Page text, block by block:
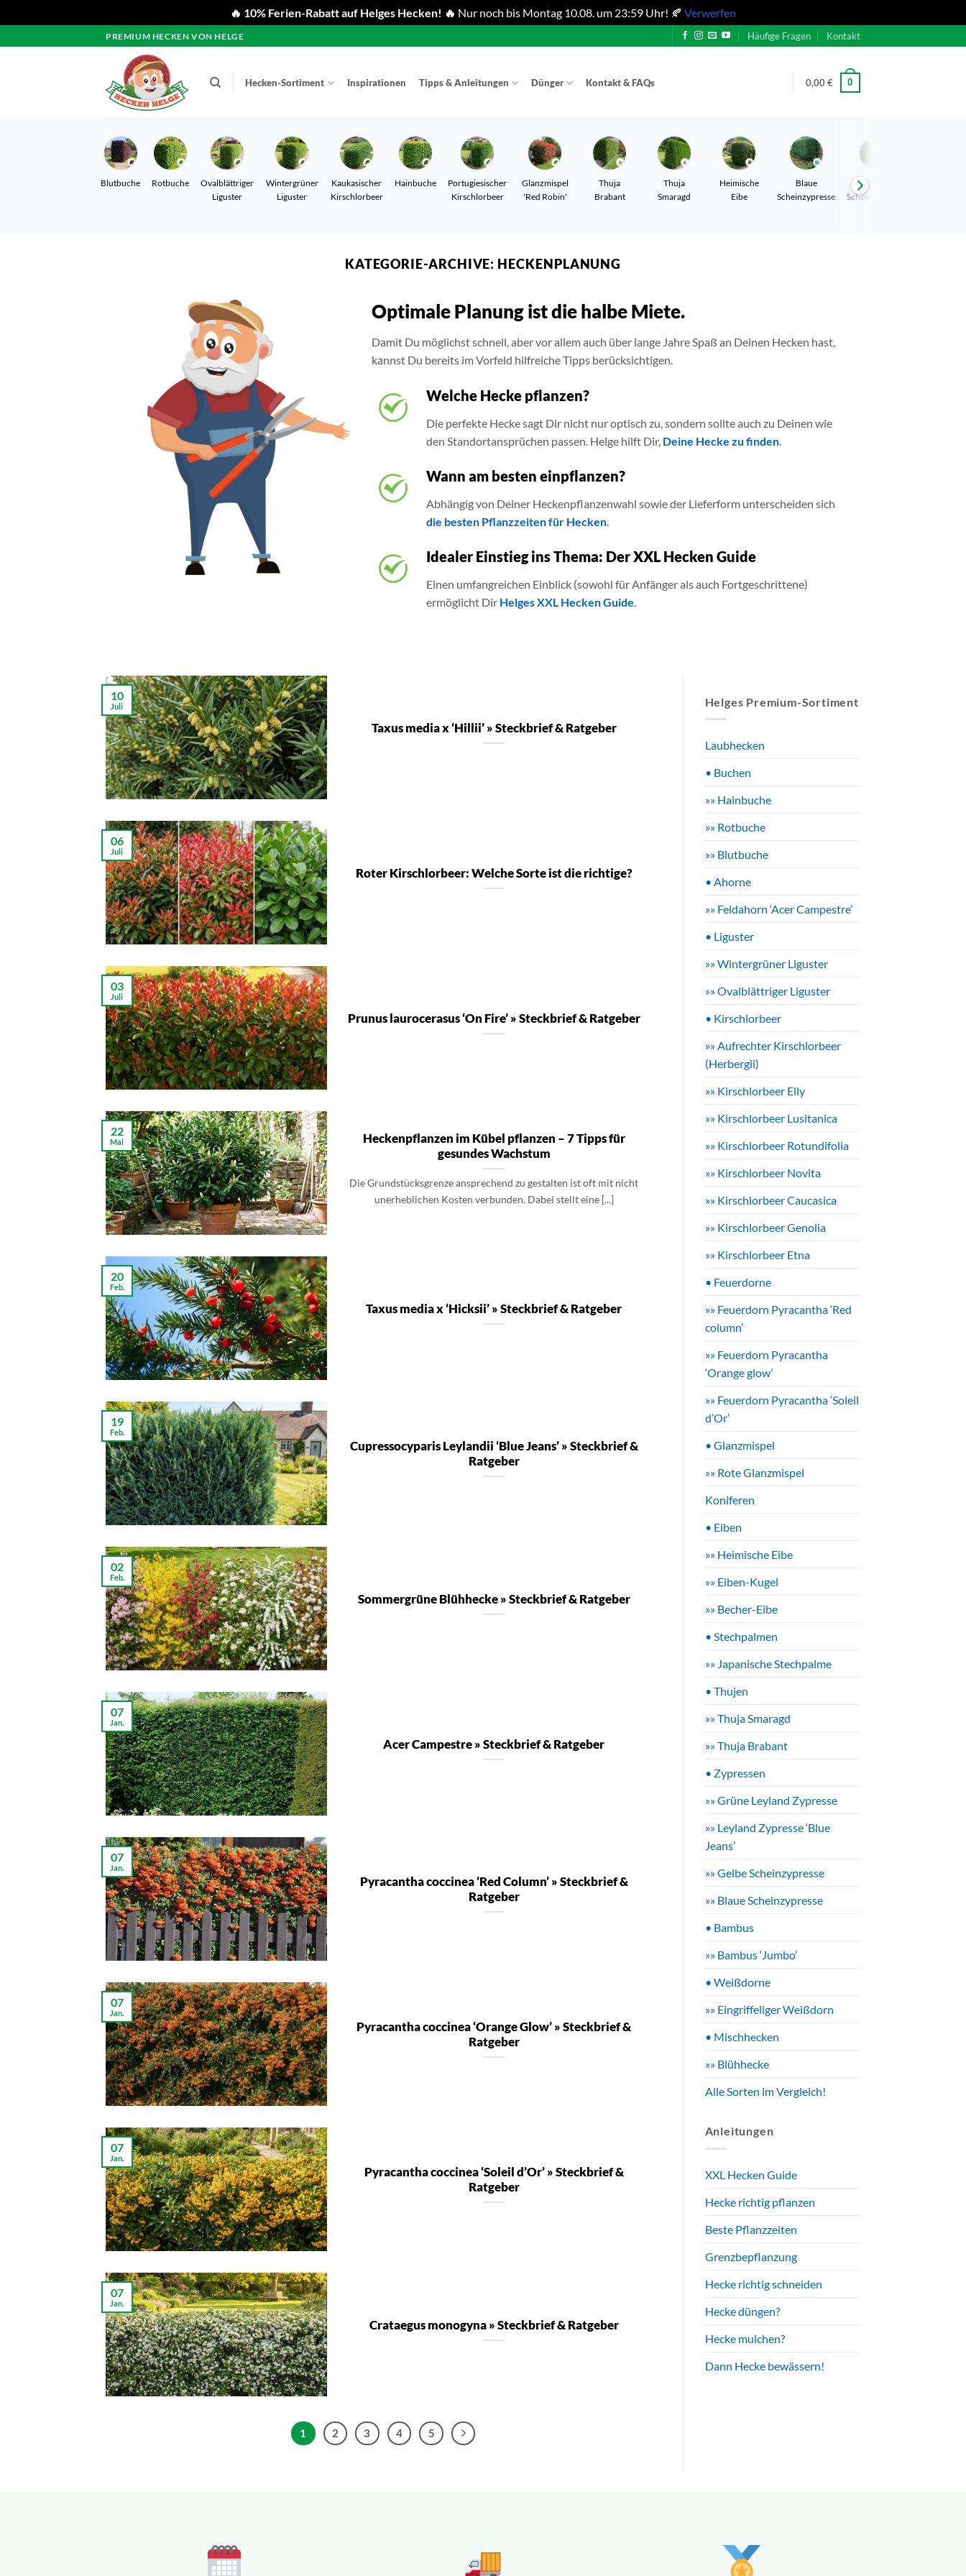
🔥 10% Ferien-Rabatt auf Helges Hecken! 🔥 Nur noch bis Montag 10.08. um 23:59 Uhr! 🍂 Verwerfen
Inhalt
PREMIUM HECKEN VON HELGE Häufige Fragen Kontakt
Hecken-Sortiment Inspirationen Tipps & Anleitungen Dünger Kontakt & FAQs 0,00€ 0
Blutbuche Rotbuche
Ovalblättriger
Liguster
Wintergrüner
Liguster
Kaukasischer
Kirschlorbeer
Hainbuche
Portugiesischer
Kirschlorbeer
Glanzmispel
'Red Robin'
Thuja
Brabant
Thuja
Smaragd
Heimische
Eibe
Blaue
Scheinzypresse
Gelbe
Scheinzypresse
KATEGORIE-ARCHIVE: HECKENPLANUNG
Optimale Planung ist die halbe Miete.
Damit Du möglichst schnell, aber vor allem auch über lange Jahre Spaß an Deinen Hecken hast,
kannst Du bereits im Vorfeld hilfreiche Tipps berücksichtigen.
Welche Hecke pflanzen?
Die perfekte Hecke sagt Dir nicht nur optisch zu, sondern sollte auch zu Deinen wie
den Standortansprüchen passen. Helge hilft Dir, Deine Hecke zu finden
Wann am besten einpflanzen?
Abhängig von Deiner Heckenpflanzenwahl sowie der Lieferform unterscheiden sich
die besten Pflanzzeiten für Hecken
Idealer Einstieg ins Thema: Der XXL Hecken Guide
Einen umfangreichen Einblick (sowohl für Anfänger als auch Fortgeschrittene)
ermöglicht Dir Helges XXL Hecken Guide
Taxus media x ‘Hillii’ » Steckbrief & Ratgeber
10
Juli
Roter Kirschlorbeer: Welche Sorte ist die richtige?
06
Juli
Prunus laurocerasus ‘On Fire’ » Steckbrief & Ratgeber
03
Juli
Heckenpflanzen im Kübel pflanzen – 7 Tipps für
gesundes Wachstum
Die Grundstücksgrenze ansprechend zu gestalten ist oft mit nicht
unerheblichen Kosten verbunden. Dabei stellt eine [...]
22
Mai
Taxus media x ‘Hicksii’ » Steckbrief & Ratgeber
20
Feb.
Cupressocyparis Leylandii ‘Blue Jeans’ » Steckbrief &
Ratgeber
19
Feb.
Sommergrüne Blühhecke » Steckbrief & Ratgeber
02
Feb.
Acer Campestre » Steckbrief & Ratgeber
07
Jan.
Pyracantha coccinea ‘Red Column’ » Steckbrief &
Ratgeber
07
Jan.
Pyracantha coccinea ‘Orange Glow’ » Steckbrief &
Ratgeber
07
Jan.
Pyracantha coccinea ‘Soleil d’Or’ » Steckbrief &
Ratgeber
07
Jan.
Crataegus monogyna » Steckbrief & Ratgeber
07
Jan.
1 2 3 4 5
Helges Premium-Sortiment
Laubhecken
• Buchen
»» Hainbuche
»» Rotbuche
»» Blutbuche
• Ahorne
»» Feldahorn ‘Acer Campestre’
• Liguster
»» Wintergrüner Liguster
»» Ovalblättriger Liguster
• Kirschlorbeer
»» Aufrechter Kirschlorbeer
(Herbergii)
»» Kirschlorbeer Elly
»» Kirschlorbeer Lusitanica
»» Kirschlorbeer Rotundifolia
»» Kirschlorbeer Novita
»» Kirschlorbeer Caucasica
»» Kirschlorbeer Genolia
»» Kirschlorbeer Etna
• Feuerdorne
»» Feuerdorn Pyracantha ‘Red
column’
»» Feuerdorn Pyracantha
‘Orange glow’
»» Feuerdorn Pyracantha ‘Soleil
d’Or’
• Glanzmispel
»» Rote Glanzmispel
Koniferen
• Eiben
»» Heimische Eibe
»» Eiben-Kugel
»» Becher-Eibe
• Stechpalmen
»» Japanische Stechpalme
• Thujen
»» Thuja Smaragd
»» Thuja Brabant
• Zypressen
»» Grüne Leyland Zypresse
»» Leyland Zypresse ‘Blue
Jeans’
»» Gelbe Scheinzypresse
»» Blaue Scheinzypresse
• Bambus
»» Bambus ‘Jumbo’
• Weißdorne
»» Eingriffeliger Weißdorn
• Mischhecken
»» Blühhecke
Alle Sorten im Vergleich!
Anleitungen
XXL Hecken Guide
Hecke richtig pflanzen
Beste Pflanzzeiten
Grenzbepflanzung
Hecke richtig schneiden
Hecke düngen?
Hecke mulchen?
Dann Hecke bewässern!